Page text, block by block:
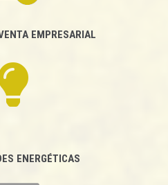
EMPRESARIAL
ENERGÉTICAS